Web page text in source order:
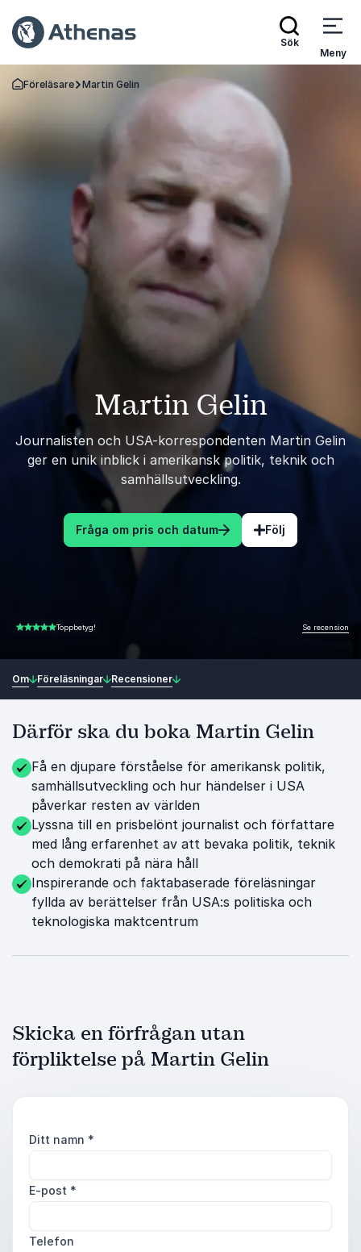
Sök
Meny
Gå tillbaka till startsidan
Föreläsare Martin Gelin
Martin Gelin
Journalisten och USA-korrespondenten Martin Gelin
ger en unik inblick i amerikansk politik, teknik och
samhällsutveckling.
Fråga om pris och datum Följ
4.50 av 5 Toppbetyg! Se recension
Om Föreläsningar Recensioner
Därför ska du boka Martin Gelin
Få en djupare förståelse för amerikansk politik,
samhällsutveckling och hur händelser i USA
påverkar resten av världen
Lyssna till en prisbelönt journalist och författare
med lång erfarenhet av att bevaka politik, teknik
och demokrati på nära håll
Inspirerande och faktabaserade föreläsningar
fyllda av berättelser från USA:s politiska och
teknologiska maktcentrum
Skicka en förfrågan utan
förpliktelse på Martin Gelin
Ditt namn *
E-post *
Telefon